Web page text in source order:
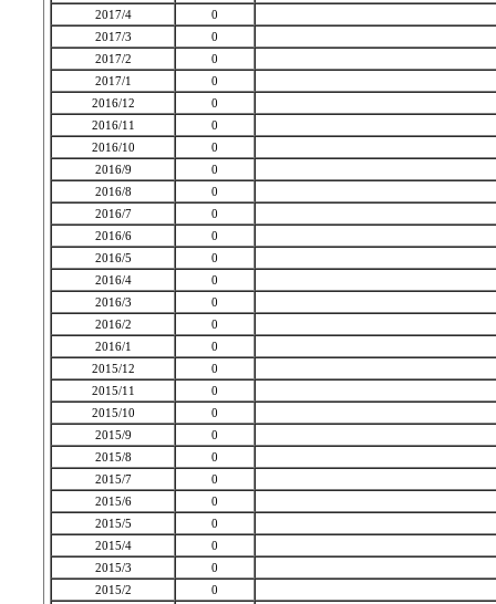
2017/4
0
2017/3
0
2017/2
0
2017/1
0
2016/12
0
2016/11
0
2016/10
0
2016/9
0
2016/8
0
2016/7
0
2016/6
0
2016/5
0
2016/4
0
2016/3
0
2016/2
0
2016/1
0
2015/12
0
2015/11
0
2015/10
0
2015/9
0
2015/8
0
2015/7
0
2015/6
0
2015/5
0
2015/4
0
2015/3
0
2015/2
0